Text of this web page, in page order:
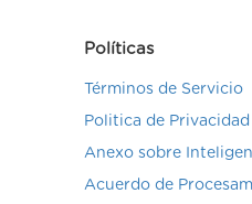
Políticas
Términos de Servicio
Politica de Privacidad
Anexo sobre
Acuerdo de